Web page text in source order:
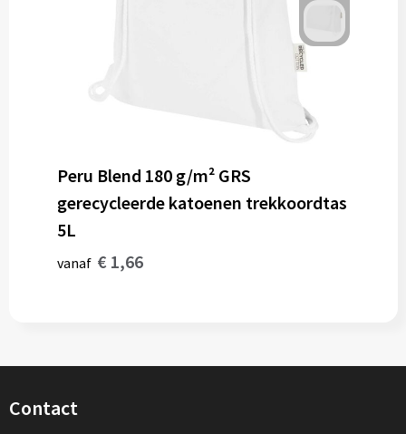
Peru Blend 180 g/m² GRS
gerecycleerde katoenen trekkoordtas
5L
vanaf € 1,66
Contact